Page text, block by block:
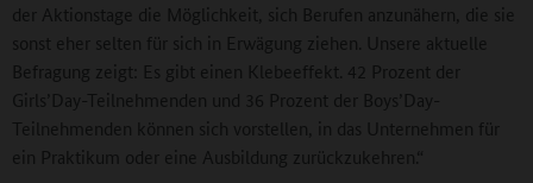
der Aktionstage die Möglichkeit, sich Berufen anzunähern, die sie
sonst eher selten für sich in Erwägung ziehen. Unsere aktuelle
Befragung zeigt: Es gibt einen Klebeeffekt. 42 Prozent der
Girls’Day-Teilnehmenden und 36 Prozent der Boys’Day-
Teilnehmenden können sich vorstellen, in das Unternehmen für
ein Praktikum oder eine Ausbildung zurückzukehren.“